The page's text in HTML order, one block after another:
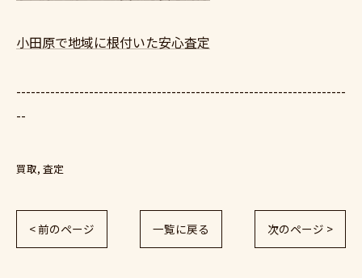
小田原で地域に根付いた安心査定
--------------------------------------------------------------------
--
買取 査定
< 前のページ 一覧に戻る 次のページ >